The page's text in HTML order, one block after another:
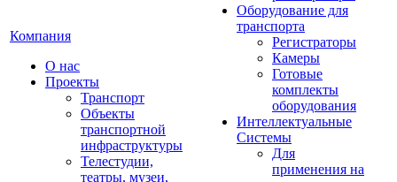
Компания
О нас
Проекты
Транспорт
Объекты
транспортной
инфраструктуры
Телестудии,
театры, музеи,
Оборудование для
транспорта
Регистраторы
Камеры
Готовые
комплекты
оборудования
Интеллектуальные
Системы
Для
применения на